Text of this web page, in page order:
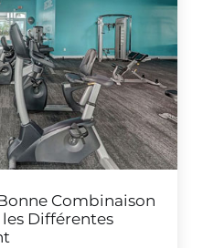
Combinaison
Différentes